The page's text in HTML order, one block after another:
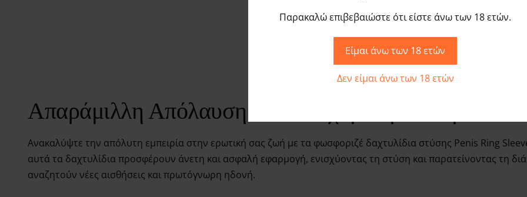
Παρακαλώ επιβεβαιώστε ότι είστε άνω των 18 ετών.
Είμαι άνω των 18 ετών
Δεν είμαι άνω των 18 ετών
Απαράμιλλη Απόλαυση και Ενισχυμένη Στύση
Ανακαλύψτε την απόλυτη εμπειρία στην ερωτική σας ζωή με τα φωσφοριζέ δαχτυλίδια στύσης Penis Ring
αυτά τα δαχτυλίδια προσφέρουν άνετη και ασφαλή εφαρμογή, ενισχύοντας τη στύση και παρατείνοντας τη
αναζητούν νέες αισθήσεις και πρωτόγνωρη ηδονή.